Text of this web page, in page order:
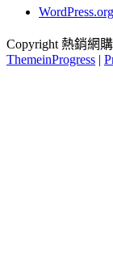
Copyright 熱銷網
ThemeinProgress |